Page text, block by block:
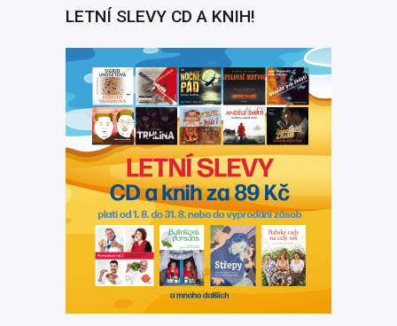
LETNÍ SLEVY CD A KNIH!